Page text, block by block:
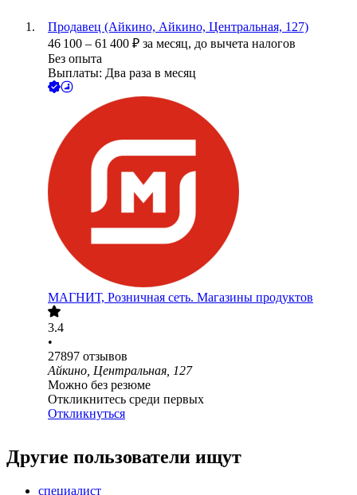
Продавец (Айкино, Айкино, Центральная, 127)
46 100 – 61 400 ₽ за месяц, до вычета налогов
Без опыта
Выплаты: Два раза в месяц
МАГНИТ, Розничная сеть. Магазины продуктов
3.4
•
27897 отзывов
Айкино, Центральная, 127
Можно без резюме
Откликнитесь среди первых
Откликнуться
Другие пользователи ищут
специалист